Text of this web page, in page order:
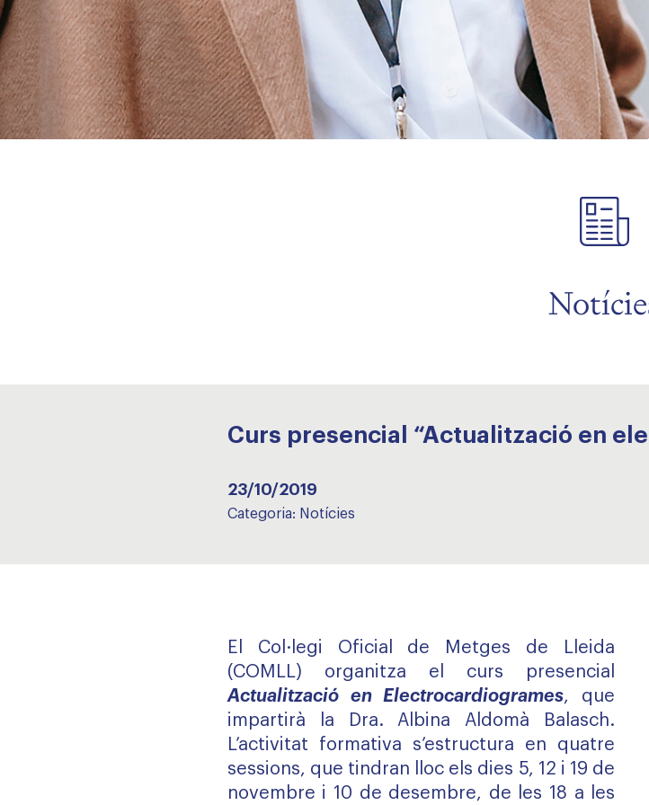
Curs presencial “Actualització en
23/10/2019
Categoria: Notícies
El Col·legi Oficial de Metges de Lleida
(COMLL) organitza el curs presencial
Actualització en Electrocardiogrames, que
impartirà la Dra. Albina Aldomà Balasch.
L’activitat formativa s’estructura en quatre
sessions, que tindran lloc els dies 5, 12 i 19 de
novembre i 10 de desembre, de les 18 a les